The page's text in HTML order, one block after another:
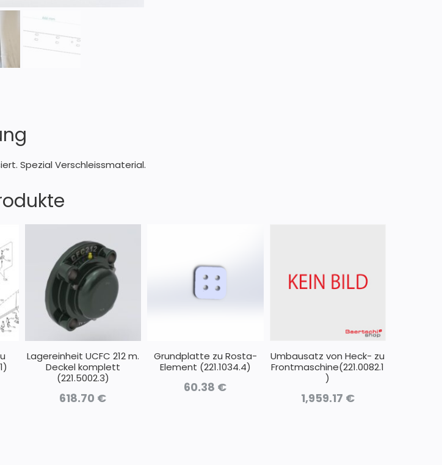
Spezial Verschleissmaterial.
Lagereinheit UCFC 212 m.
Deckel komplett
(221.5002.3)
618.70 €
Grundplatte zu Rosta-
Element (221.1034.4)
60.38 €
Umbausatz von Heck- zu
Frontmaschine(221.0082.1
)
1,959.17 €